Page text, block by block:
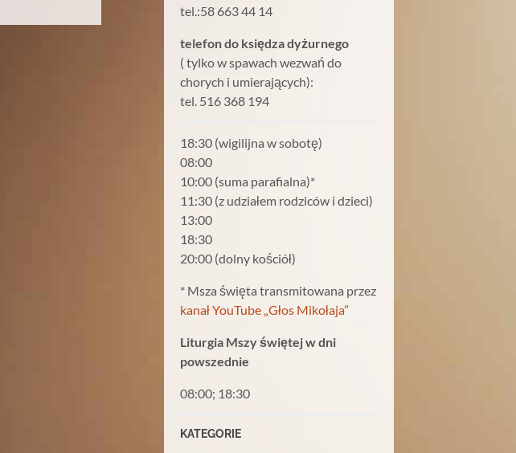
tel.:58 663 44 14
telefon do księdza dyżurnego
( tylko w spawach wezwań do
chorych i umierających):
tel. 516 368 194
18:30 (wigilijna w sobotę)
08:00
10:00 (suma parafialna)*
11:30 (z udziałem rodziców i dzieci)
13:00
18:30
20:00 (dolny kościół)
* Msza święta transmitowana przez
kanał YouTube „Głos Mikołaja”
Liturgia Mszy świętej w dni
powszednie
08:00; 18:30
KATEGORIE